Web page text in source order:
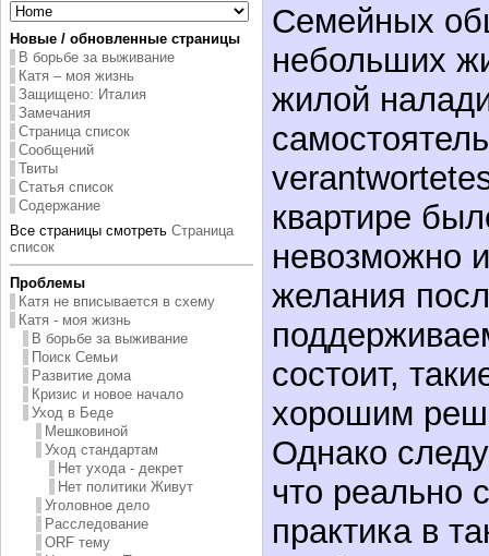
Новые / обновленные страницы
В борьбе за выживание
Катя – моя жизнь
Защищено: Италия
Замечания
Страница список
Сообщений
Твиты
Статья список
Содержание
Все страницы смотреть Страница
список
Проблемы
Катя не вписывается в схему
Катя - моя жизнь
В борьбе за выживание
Поиск Семьи
Развитие дома
Кризис и новое начало
Уход в Беде
Мешковиной
Уход стандартам
Нет ухода - декрет
Нет политики Живут
Уголовное дело
Расследование
ORF тему
Семейных
небольших
жилой
квартире
невозможно
желания
состоит,
хорошим
Однако
что реально
практика в